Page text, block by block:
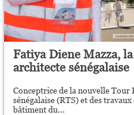
Fatiya Diene Mazza,
architecte sénégalaise
Conceptrice de la nouvelle Tour
sénégalaise (RTS) et des
bâtiment du...